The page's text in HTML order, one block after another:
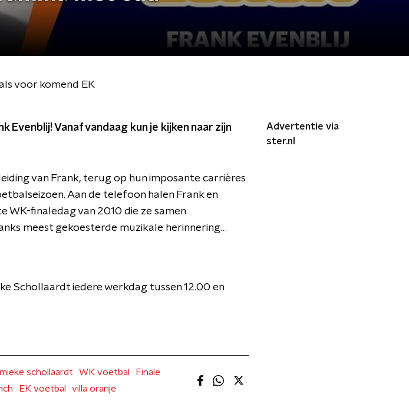
voor komend EK
Evenblij! Vanaf vandaag kun je kijken naar zijn
van Frank, terug op hun imposante carrières
Aan de telefoon halen Frank en
WK-finaledag van 2010 die ze samen
meest gekoesterde muzikale herinnering…
Schollaardt iedere werkdag tussen 12.00 en
Advertentie via
ster.nl
schollaardt WK voetbal
Finale
EK voetbal villa oranje